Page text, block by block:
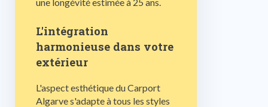
L'intégration
harmonieuse dans votre
extérieur
L'aspect esthétique du Carport
Algarve s'adapte à tous les styles